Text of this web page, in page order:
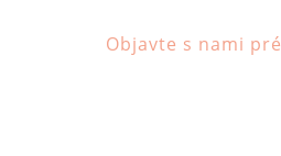
Objavte s nami